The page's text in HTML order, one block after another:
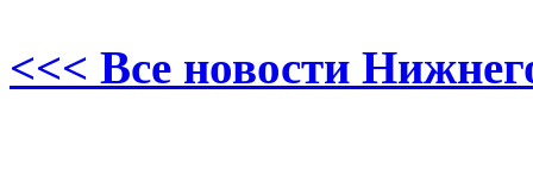
<<< Все новости